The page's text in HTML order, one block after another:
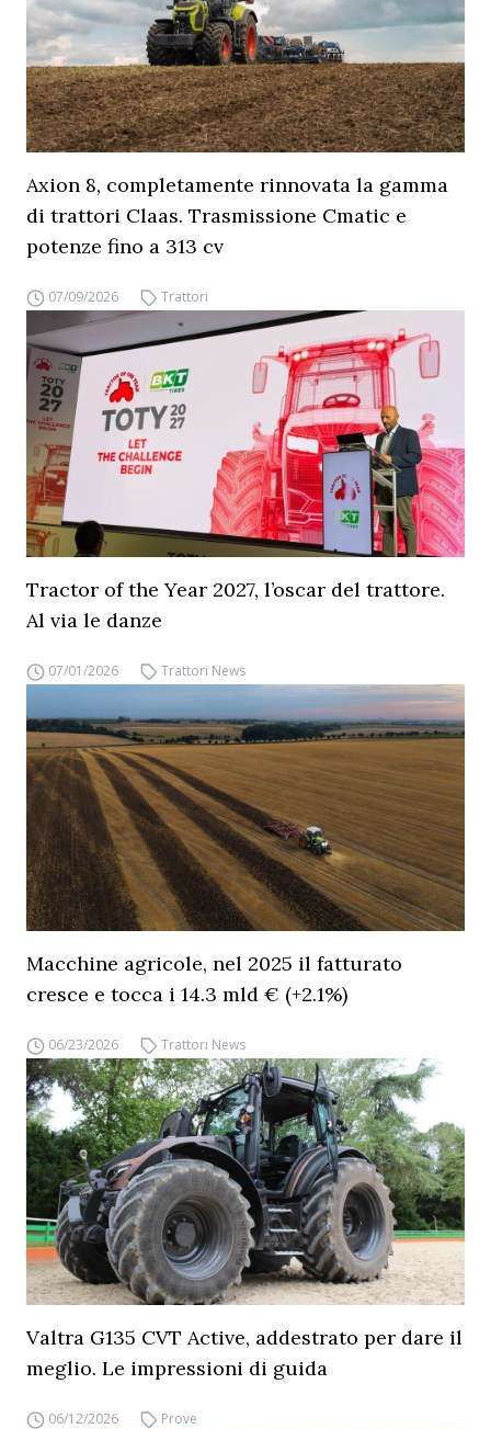
Axion 8, completamente rinnovata la gamma
di trattori Claas. Trasmissione Cmatic e
potenze fino a 313 cv
07/09/2026 Trattori
Tractor of the Year 2027, l’oscar del trattore.
Al via le danze
07/01/2026 Trattori News
Macchine agricole, nel 2025 il fatturato
cresce e tocca i 14.3 mld € (+2.1%)
06/23/2026 Trattori News
Valtra G135 CVT Active, addestrato per dare il
meglio. Le impressioni di guida
06/12/2026 Prove